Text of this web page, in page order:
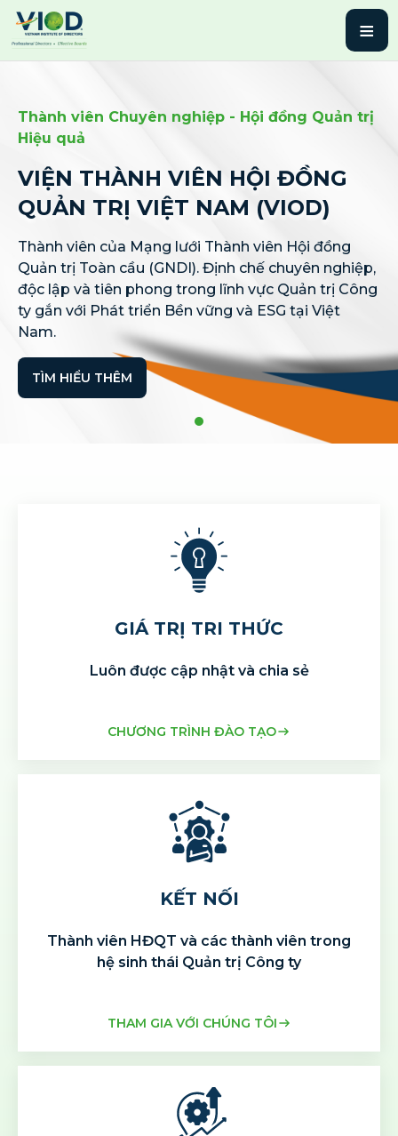
≡
Thành viên Chuyên nghiệp - Hội đồng Quản trị
Hiệu quả
VIỆN THÀNH VIÊN HỘI ĐỒNG
QUẢN TRỊ VIỆT NAM (VIOD)
Thành viên của Mạng lưới Thành viên Hội đồng
Quản trị Toàn cầu (GNDI). Định chế chuyên nghiệp,
độc lập và tiên phong trong lĩnh vực Quản trị Công
ty gắn với Phát triển Bền vững và ESG tại Việt
Nam.
TÌM HIỂU THÊM
GIÁ TRỊ TRI THỨC
Luôn được cập nhật và chia sẻ
CHƯƠNG TRÌNH ĐÀO TẠO
KẾT NỐI
Thành viên HĐQT và các thành viên trong
hệ sinh thái Quản trị Công ty
THAM GIA VỚI CHÚNG TÔI